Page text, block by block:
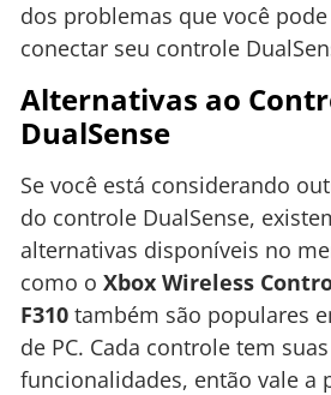
dos problemas que você
conectar seu controle
Alternativas ao
DualSense
Se você está considerando
do controle DualSense,
alternativas disponíveis no
como o Xbox Wireless
F310 também são populares
de PC. Cada controle tem
funcionalidades, então vale a